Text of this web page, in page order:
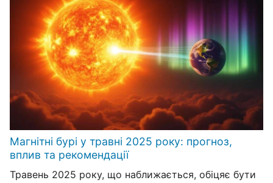
Магнітні бурі у травні 2025 року: прогноз,
вплив та рекомендації
Травень 2025 року, що наближається, обіцяє бути